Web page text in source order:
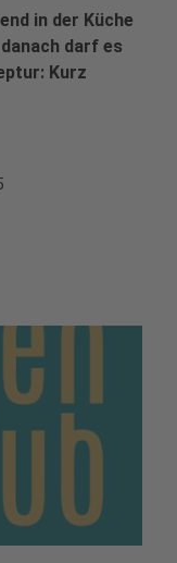
in der Küche
darf es
Kurz